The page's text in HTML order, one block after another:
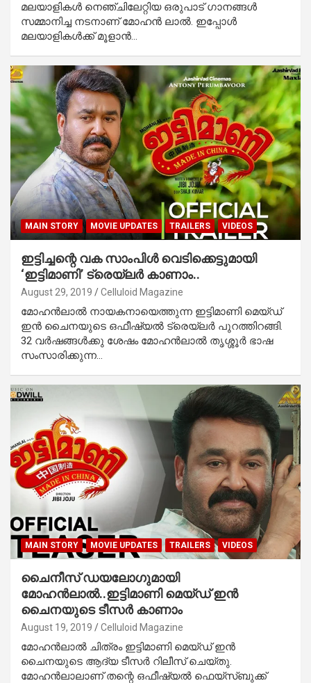
മലയാളികള്‍ നെഞ്ചിലേറ്റിയ ഒരുപാട് ഗാനങ്ങള്‍
സമ്മാനിച്ച നടനാണ് മോഹന്‍ ലാല്‍. ഇപ്പോള്‍
മലയാളികള്‍ക്ക് മൂളാന്‍…
MAIN STORY MOVIE UPDATES TRAILERS VIDEOS
ഇട്ടിച്ചന്റെ വക സാംപിള്‍ വെടിക്കെട്ടുമായി
‘ഇട്ടിമാണി’ ട്രെയ്‌ലര്‍ കാണാം..
August 29, 2019 Celluloid Magazine
മോഹന്‍ലാല്‍ നായകനായെത്തുന്ന ഇട്ടിമാണി മെയ്ഡ്
ഇന്‍ ചൈനയുടെ ഒഫീഷ്യല്‍ ട്രെയ്‌ലര്‍ പുറത്തിറങ്ങി.
32 വര്‍ഷങ്ങള്‍ക്കു ശേഷം മോഹന്‍ലാല്‍ തൃശ്ശൂര്‍ ഭാഷ
സംസാരിക്കുന്ന…
MAIN STORY MOVIE UPDATES TRAILERS VIDEOS
ചൈനീസ് ഡയലോഗുമായി
മോഹന്‍ലാല്‍..ഇട്ടിമാണി മെയ്ഡ് ഇന്‍
ചൈനയുടെ ടീസര്‍ കാണാം
August 19, 2019 Celluloid Magazine
മോഹന്‍ലാല്‍ ചിത്രം ഇട്ടിമാണി മെയ്ഡ് ഇന്‍
ചൈനയുടെ ആദ്യ ടീസര്‍ റിലീസ് ചെയ്തു.
മോഹന്‍ലാലാണ് തന്റെ ഒഫീഷ്യല്‍ ഫെയ്‌സ്ബുക്ക്